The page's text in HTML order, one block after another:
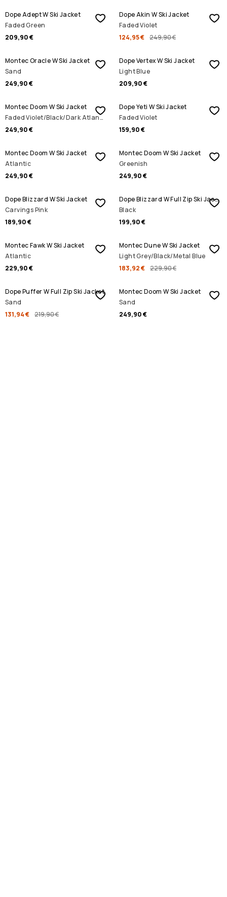
Dope Adept W Ski Jacket
Faded Green
209,90 €
Dope Akin W Ski Jacket
Faded Violet
124,95 € 249,90 €
Montec Oracle W Ski Jacket
Sand
249,90 €
Dope Vertex W Ski Jacket
Light Blue
209,90 €
Montec Doom W Ski Jacket
Faded Violet/Black/Dark Atlantic
249,90 €
Dope Yeti W Ski Jacket
Faded Violet
159,90 €
Montec Doom W Ski Jacket
Atlantic
249,90 €
Montec Doom W Ski Jacket
Greenish
249,90 €
Dope Blizzard W Ski Jacket
Carvings Pink
189,90 €
Dope Blizzard W Full Zip Ski Jacket
Black
199,90 €
Montec Fawk W Ski Jacket
Atlantic
229,90 €
SALE
Montec Dune W Ski Jacket
Light Grey/Black/Metal Blue
183,92 € 229,90 €
SALE
Dope Puffer W Full Zip Ski Jacket
Sand
131,94 € 219,90 €
Montec Doom W Ski Jacket
Sand
249,90 €